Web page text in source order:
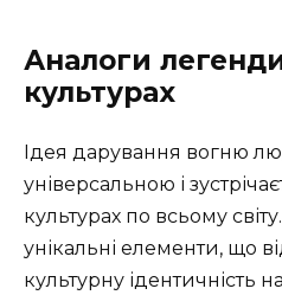
Аналоги
культурах
Ідея дарування вогню
універсальною і
культурах по всьому
унікальні елементи, що
культурну ідентичність